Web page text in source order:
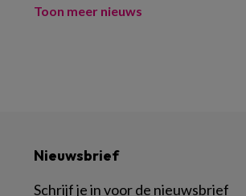
Toon meer nieuws
Nieuwsbrief
Schrijf je in voor de nieuwsbrief